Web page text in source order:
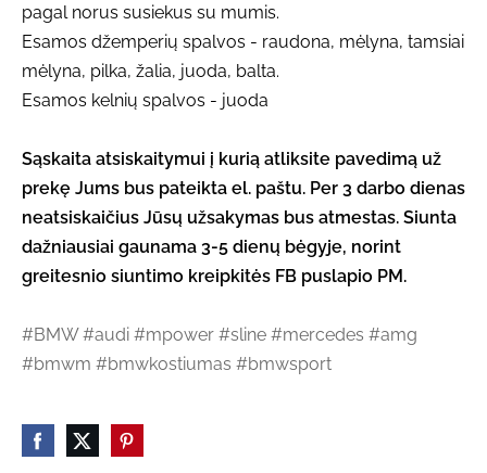
pagal norus susiekus su mumis.
Esamos džemperių spalvos - raudona, mėlyna, tamsiai
mėlyna, pilka, žalia, juoda, balta.
Esamos kelnių spalvos - juoda
Sąskaita atsiskaitymui į kurią atliksite pavedimą už
prekę Jums bus pateikta el. paštu. Per 3 darbo dienas
neatsiskaičius Jūsų užsakymas bus atmestas. Siunta
dažniausiai gaunama 3-5 dienų bėgyje, norint
greitesnio siuntimo kreipkitės FB puslapio PM.
#BMW #audi #mpower #sline #mercedes #amg
#bmwm #bmwkostiumas #bmwsport